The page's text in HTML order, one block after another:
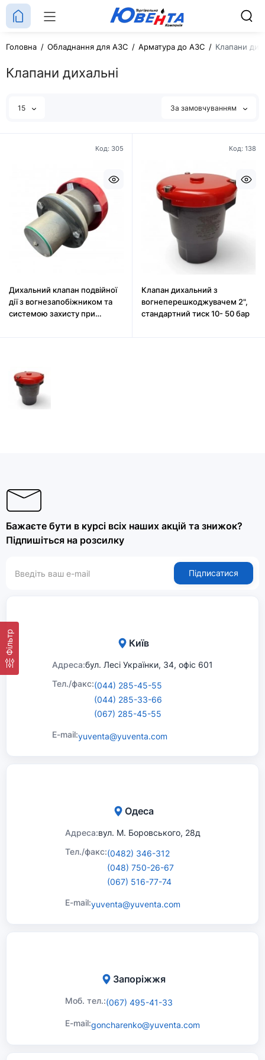
Головна Обладнання для АЗС Арматура до АЗС Клапани
Фільтр
Клапани дихальні
15 За замовчуванням
Код: 305
Дихальний клапан подвійної
дії з вогнезапобіжником та
системою захисту при
Код: 138
Клапан дихальний з
вогнеперешкоджувачем 2",
стандартний тиск 10- 50 бар
Бажаєте бути в курсі всіх наших акцій та знижок?
Підпишіться на розсилку
Підписатися
Київ
Адреса:бул. Лесі Українки, 34, офіс 601
Тел./факс:(044) 285-45-55
(044) 285-33-66
(067) 285-45-55
E-mail:yuventa@yuventa.com
Одеса
Адреса:вул. М. Боровського, 28д
Тел./факс:(0482) 346-312
(048) 750-26-67
(067) 516-77-74
E-mail:yuventa@yuventa.com
Запоріжжя
Моб. тел.:(067) 495-41-33
E-mail:goncharenko@yuventa.com